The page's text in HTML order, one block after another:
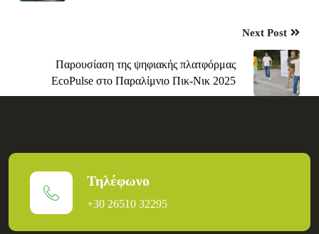
Next Post
Παρουσίαση της ψηφιακής πλατφόρμας
EcoPulse στο Παραλίμνιο Πικ-Νικ 2025
Τηλέφωνο
+30 26510 32295